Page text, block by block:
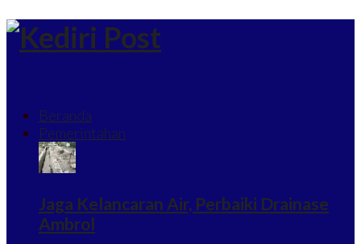
Beranda
Pemerintahan
Jaga Kelancaran Air, Perbaiki Drainase
Ambrol